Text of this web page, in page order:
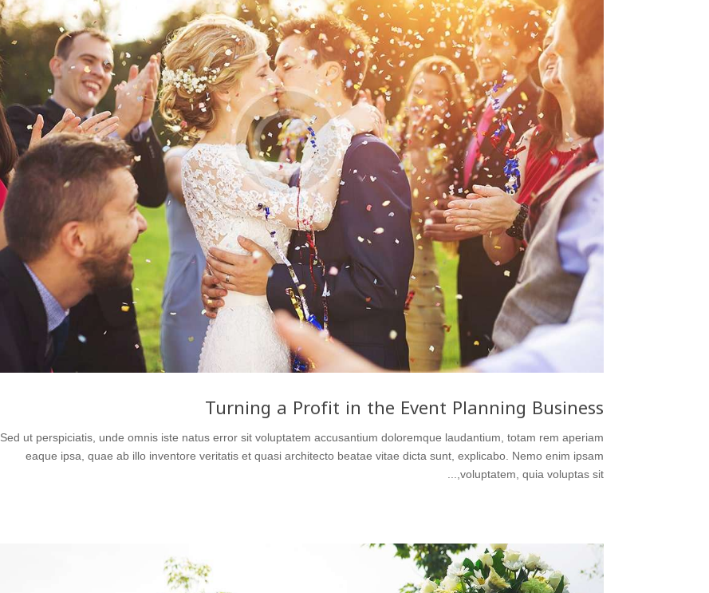
Turning a Profit in the Event Planning Business
Sed ut perspiciatis, unde omnis iste natus error sit voluptatem accusantium doloremque laudantium, totam rem aperiam
eaque ipsa, quae ab illo inventore veritatis et quasi architecto beatae vitae dicta sunt, explicabo. Nemo enim ipsam
voluptatem, quia voluptas sit,...